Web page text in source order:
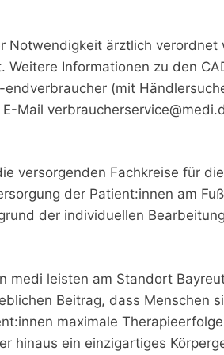
Notwendigkeit ärztlich verordnet
Informationen zu den
(mit
Mail
versorgenden Fachkreise für
der Patient:innen am
der individuellen
medi leisten am Standort
Beitrag, dass Menschen
maximale
hinaus ein einzigartiges